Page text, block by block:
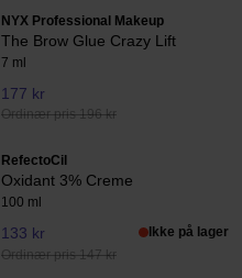
NYX Professional Makeup
The Brow Glue Crazy Lift
7 ml
177 kr
Ordinær pris 196 kr
RefectoCil
Oxidant 3% Creme
100 ml
133 kr
Ordinær pris 147 kr
Ikke på lager